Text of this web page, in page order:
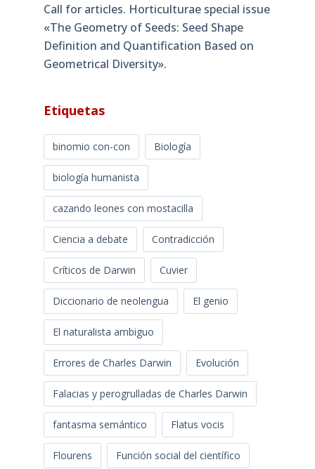
Call for articles. Horticulturae special issue
«The Geometry of Seeds: Seed Shape
Definition and Quantification Based on
Geometrical Diversity»​.
Etiquetas
binomio con-con Biología
biología humanista
cazando leones con mostacilla
Ciencia a debate Contradicción
Críticos de Darwin Cuvier
Diccionario de neolengua El genio
El naturalista ambiguo
Errores de Charles Darwin Evolución
Falacias y perogrulladas de Charles Darwin
fantasma semántico Flatus vocis
Flourens Función social del científico